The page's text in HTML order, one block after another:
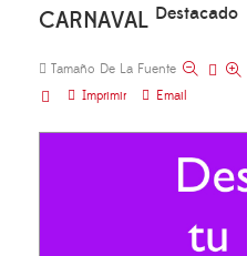
CARNAVAL Destacado
Tamaño De La Fuente
Imprimir
Email